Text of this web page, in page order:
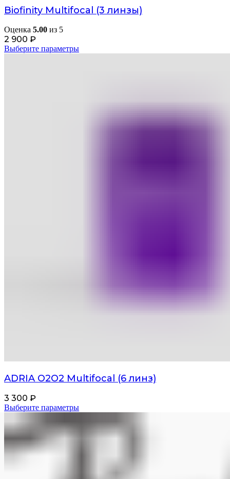
Biofinity Multifocal (3 линзы)
Оценка 5.00 из 5
2 900 ₽
Выберите параметры
ADRIA О2О2 Multifocal (6 линз)
3 300 ₽
Выберите параметры